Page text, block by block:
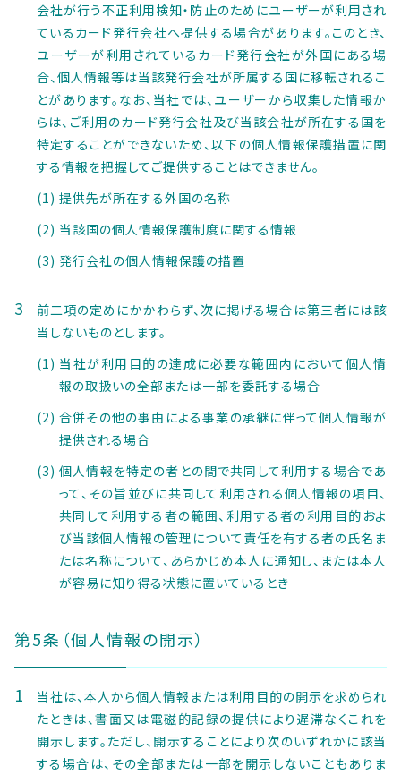
会社が行う不正利用検知・防止のためにユーザーが利用され
ているカード発行会社へ提供する場合があります。このとき、
ユーザーが利用されているカード発行会社が外国にある場
合、個人情報等は当該発行会社が所属する国に移転されるこ
とがあります。なお、当社では、ユーザーから収集した情報か
らは、ご利用のカード発行会社及び当該会社が所在する国を
特定することができないため、以下の個人情報保護措置に関
する情報を把握してご提供することはできません。
提供先が所在する外国の名称
当該国の個人情報保護制度に関する情報
発行会社の個人情報保護の措置
前二項の定めにかかわらず、次に掲げる場合は第三者には該
当しないものとします。
当社が利用目的の達成に必要な範囲内において個人情
報の取扱いの全部または一部を委託する場合
合併その他の事由による事業の承継に伴って個人情報が
提供される場合
個人情報を特定の者との間で共同して利用する場合であ
って、その旨並びに共同して利用される個人情報の項目、
共同して利用する者の範囲、利用する者の利用目的およ
び当該個人情報の管理について責任を有する者の氏名ま
たは名称について、あらかじめ本人に通知し、または本人
が容易に知り得る状態に置いているとき
第5条（個人情報の開示）
当社は、本人から個人情報または利用目的の開示を求められ
たときは、書面又は電磁的記録の提供により遅滞なくこれを
開示します。ただし、開示することにより次のいずれかに該当
する場合は、その全部または一部を開示しないこともありま